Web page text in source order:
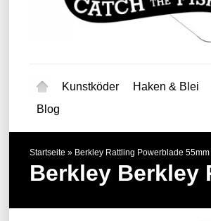
Kunstköder Haken & Blei
Blog
Startseite » Berkley Rattling Powerblade 55mm
Berkley Berkley